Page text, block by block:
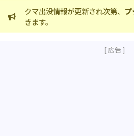
クマ出没情報が更新され次第、プッ
きます。